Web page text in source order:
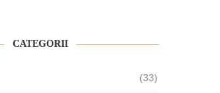
CATEGORII
(33)